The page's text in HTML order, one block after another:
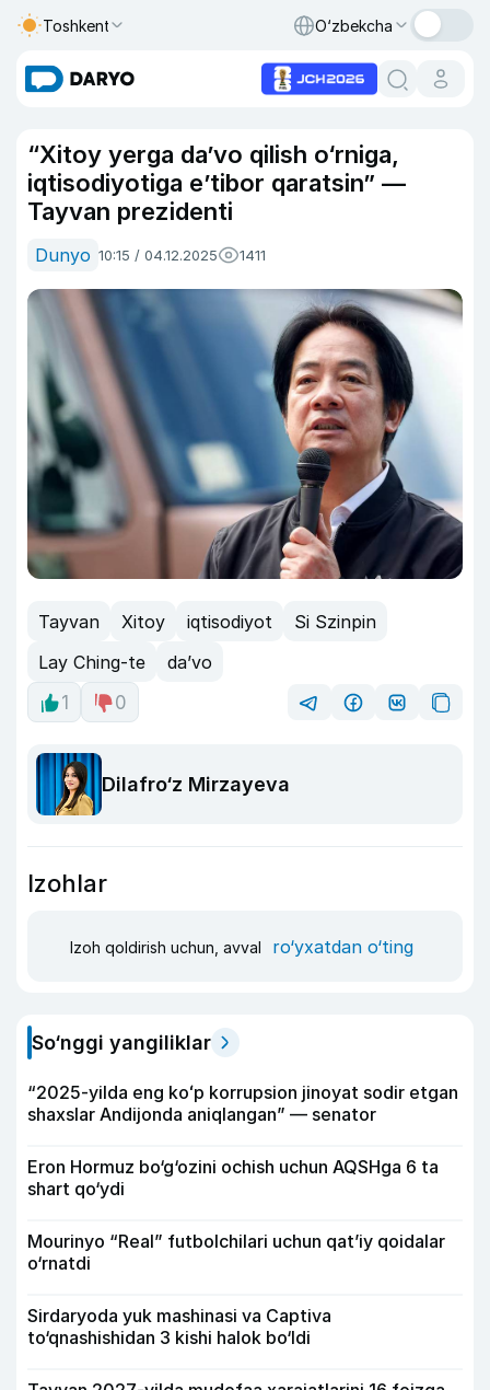
Toshkent O‘zbekcha
“Xitoy yerga da’vo qilish o‘rniga,
iqtisodiyotiga e’tibor qaratsin” —
Tayvan prezidenti
Dunyo 10:15 / 04.12.2025 1411
Tayvan Xitoy iqtisodiyot
Si Szinpin
Lay Ching-te
da’vo
1
0
Dilafro‘z Mirzayeva
Izohlar
Izoh qoldirish uchun, avval ro‘yxatdan o‘ting
So‘nggi yangiliklar
“2025-yilda eng koʻp korrupsion jinoyat sodir etgan
shaxslar Andijonda aniqlangan” — senator
Eron Hormuz bo‘g‘ozini ochish uchun AQSHga 6 ta
shart qo‘ydi
Mourinyo “Real” futbolchilari uchun qat’iy qoidalar
o‘rnatdi
Sirdaryoda yuk mashinasi va Captiva
to‘qnashishidan 3 kishi halok bo‘ldi